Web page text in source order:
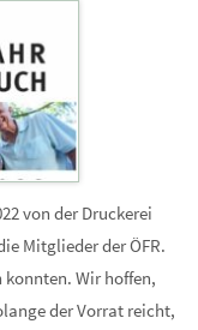
von der Druckerei
Mitglieder der ÖFR.
Wir hoffen,
der Vorrat reicht,